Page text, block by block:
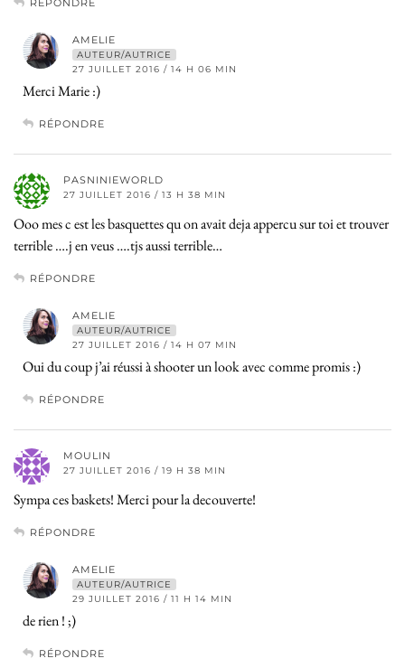
RÉPONDRE
AMELIE
AUTEUR/AUTRICE
27 JUILLET 2016 / 14 H 06 MIN
Merci Marie :)
RÉPONDRE
PASNINIEWORLD
27 JUILLET 2016 / 13 H 38 MIN
Ooo mes c est les basquettes qu on avait deja appercu sur toi et trouver
terrible ….j en veus ….tjs aussi terrible…
RÉPONDRE
AMELIE
AUTEUR/AUTRICE
27 JUILLET 2016 / 14 H 07 MIN
Oui du coup j’ai réussi à shooter un look avec comme promis :)
RÉPONDRE
MOULIN
27 JUILLET 2016 / 19 H 38 MIN
Sympa ces baskets! Merci pour la decouverte!
RÉPONDRE
AMELIE
AUTEUR/AUTRICE
29 JUILLET 2016 / 11 H 14 MIN
de rien ! ;)
RÉPONDRE